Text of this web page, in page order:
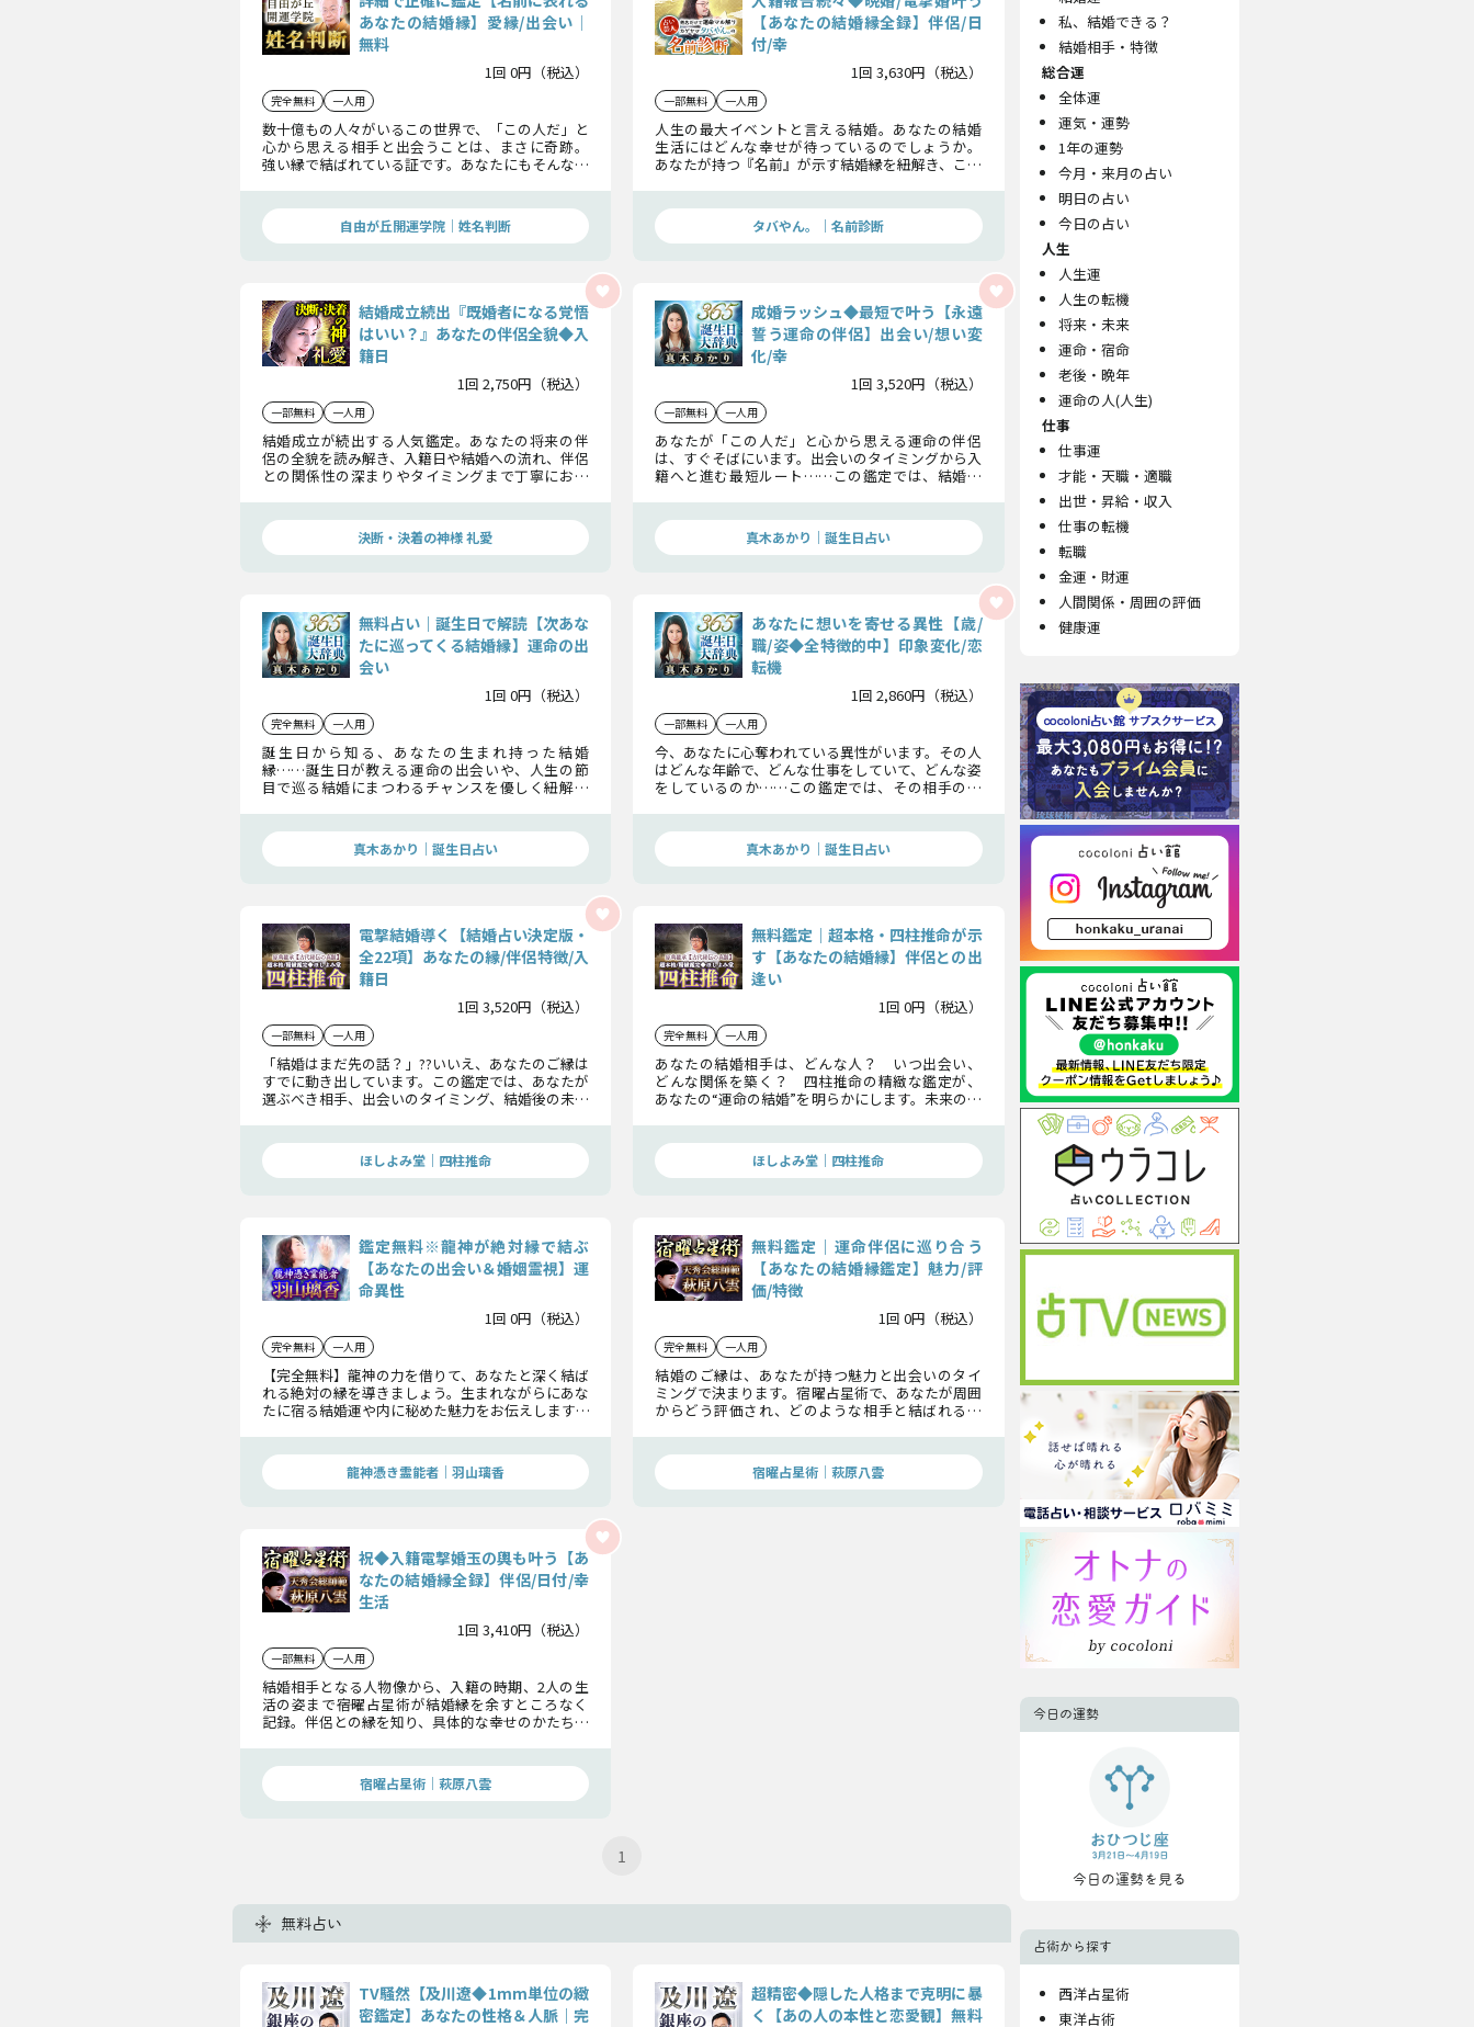
あなたの結婚縁】愛縁/出会い│
無料
1回 0円（税込）
完全無料 一人用
数十億もの人々がいるこの世界で、「この人だ」と
心から思える相手と出会うことは、まさに奇跡。
強い縁で結ばれている証です。あなたにもそんな縁
自由が丘開運学院│姓名判断
【あなたの結婚縁全録】伴侶/日
付/幸
1回 3,630円（税込）
一部無料 一人用
人生の最大イベントと言える結婚。あなたの結婚
生活にはどんな幸せが待っているのでしょうか。
あなたが持つ『名前』が示す結婚縁を紐解き、この
タバやん。｜名前診断
結婚成立続出『既婚者になる覚悟
はいい？』あなたの伴侶全貌◆入
籍日
1回 2,750円（税込）
一部無料 一人用
結婚成立が続出する人気鑑定。あなたの将来の伴
侶の全貌を読み解き、入籍日や結婚への流れ、伴侶
との関係性の深まりやタイミングまで丁寧にお伝
決断・決着の神様 礼愛
成婚ラッシュ◆最短で叶う【永遠
誓う運命の伴侶】出会い/想い変
化/幸
1回 3,520円（税込）
一部無料 一人用
あなたが「この人だ」と心から思える運命の伴侶
は、すぐそばにいます。出会いのタイミングから入
籍へと進む最短ルート……この鑑定では、結婚を
真木あかり｜誕生日占い
無料占い｜誕生日で解読【次あな
たに巡ってくる結婚縁】運命の出
会い
1回 0円（税込）
完全無料 一人用
誕生日から知る、あなたの生まれ持った結婚
縁……誕生日が教える運命の出会いや、人生の節
目で巡る結婚にまつわるチャンスを優しく紐解き
真木あかり｜誕生日占い
あなたに想いを寄せる異性【歳/
職/姿◆全特徴的中】印象変化/恋
転機
1回 2,860円（税込）
一部無料 一人用
今、あなたに心奪われている異性がいます。その人
はどんな年齢で、どんな仕事をしていて、どんな姿
をしているのか……この鑑定では、その相手の特
真木あかり｜誕生日占い
電撃結婚導く【結婚占い決定版・
全22項】あなたの縁/伴侶特徴/入
籍日
1回 3,520円（税込）
一部無料 一人用
「結婚はまだ先の話？」??いいえ、あなたのご縁は
すでに動き出しています。この鑑定では、あなたが
選ぶべき相手、出会いのタイミング、結婚後の未来
備、始めてみませんか？ほしよみ堂｜四柱推命
無料鑑定｜超本格・四柱推命が示
す【あなたの結婚縁】伴侶との出
逢い
1回 0円（税込）
完全無料 一人用
あなたの結婚相手は、どんな人？ いつ出会い、
どんな関係を築く？ 四柱推命の精緻な鑑定が、
あなたの“運命の結婚”を明らかにします。未来の伴
ほしよみ堂｜四柱推命
鑑定無料※龍神が絶対縁で結ぶ
【あなたの出会い＆婚姻霊視】運
命異性
1回 0円（税込）
完全無料 一人用
【完全無料】龍神の力を借りて、あなたと深く結ば
れる絶対の縁を導きましょう。生まれながらにあな
たに宿る結婚運や内に秘めた魅力をお伝えします。
龍神憑き霊能者｜羽山璃香
無料鑑定｜運命伴侶に巡り合う
【あなたの結婚縁鑑定】魅力/評
価/特徴
1回 0円（税込）
完全無料 一人用
結婚のご縁は、あなたが持つ魅力と出会いのタイ
ミングで決まります。宿曜占星術で、あなたが周囲
からどう評価され、どのような相手と結ばれるの
宿曜占星術│萩原八雲
祝◆入籍電撃婚玉の輿も叶う【あ
なたの結婚縁全録】伴侶/日付/幸
生活
1回 3,410円（税込）
一部無料 一人用
結婚相手となる人物像から、入籍の時期、2人の生
活の姿まで――宿曜占星術が結婚縁を余すところなく
記録。伴侶との縁を知り、具体的な幸せのかたちを
宿曜占星術│萩原八雲
1
無料占い
TV騒然【及川遼◆1mm単位の緻
密鑑定】あなたの性格＆人脈｜完
超精密◆隠した人格まで克明に暴
く【あの人の本性と恋愛観】無料
私、結婚できる？
結婚相手・特徴
総合運
全体運
運気・運勢
1年の運勢
今月・来月の占い
明日の占い
今日の占い
人生
人生運
人生の転機
将来・未来
運命・宿命
老後・晩年
運命の人(人生)
仕事
仕事運
才能・天職・適職
出世・昇給・収入
仕事の転機
転職
金運・財運
人間関係・周囲の評価
健康運
今日の運勢
今日の運勢を見る
占術から探す
西洋占星術
東洋占術